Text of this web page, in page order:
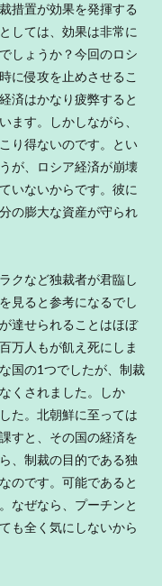
措置が効果を発揮する
しては、効果は非常に
しょうか？今回のロシ
に侵攻を止めさせるこ
済はかなり疲弊すると
ます。しかしながら、
り得ないのです。とい
が、ロシア経済が崩壊
いないからです。彼に
の膨大な資産が守られ
クなど独裁者が君臨し
見ると参考になるでし
達せられることはほぼ
万人もが飢え死にしま
国の1つでしたが、制裁
くされました。しか
た。北朝鮮に至っては
すと、その国の経済を
、制裁の目的である独
のです。可能であると
なぜなら、プーチンと
も全く気にしないから